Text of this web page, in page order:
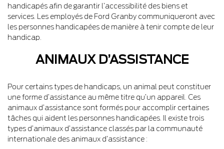
handicapés afin de garantir l’accessibilité des biens et
services. Les employés de Ford Granby communiqueront avec
les personnes handicapées de manière à tenir compte de leur
handicap.
ANIMAUX D’ASSISTANCE
Pour certains types de handicaps, un animal peut constituer
une forme d’assistance au même titre qu’un appareil. Ces
animaux d’assistance sont formés pour accomplir certaines
tâches qui aident les personnes handicapées. Il existe trois
types d’animaux d’assistance classés par la communauté
internationale des animaux d’assistance :